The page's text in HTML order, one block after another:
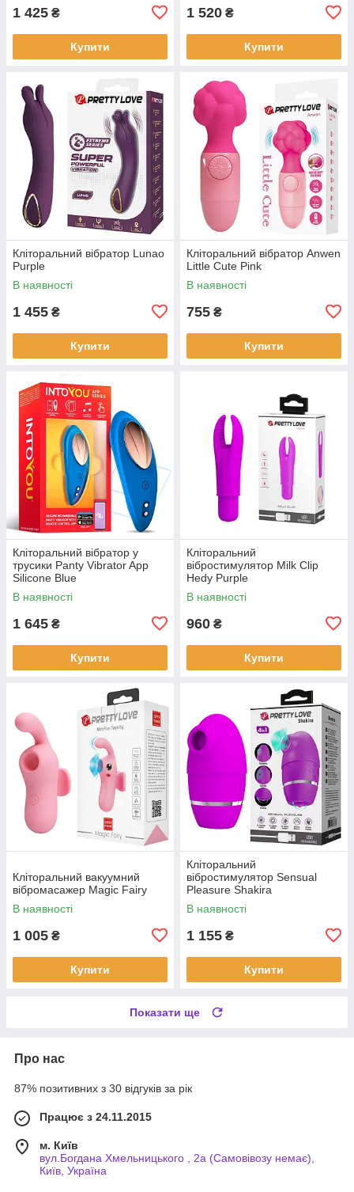
1 425 ₴
Купити
1 520 ₴
Купити
Кліторальний вібратор Lunao
Purple
В наявності
1 455 ₴
Купити
Кліторальний вібратор Anwen
Little Cute Pink
В наявності
755 ₴
Купити
Кліторальний вібратор у
трусики Panty Vibrator App
Silicone Blue
В наявності
1 645 ₴
Купити
Кліторальний
вібростимулятор Milk Clip
Hedy Purple
В наявності
960 ₴
Купити
Кліторальний вакуумний
вібромасажер Magic Fairy
В наявності
1 005 ₴
Купити
Кліторальний
вібростимулятор Sensual
Pleasure Shakira
В наявності
1 155 ₴
Купити
Показати ще
Про нас
87% позитивних з 30 відгуків за рік
Працює з 24.11.2015
м. Київ
вул.Богдана Хмельницького , 2а (Самовівозу немає),
Київ, Україна